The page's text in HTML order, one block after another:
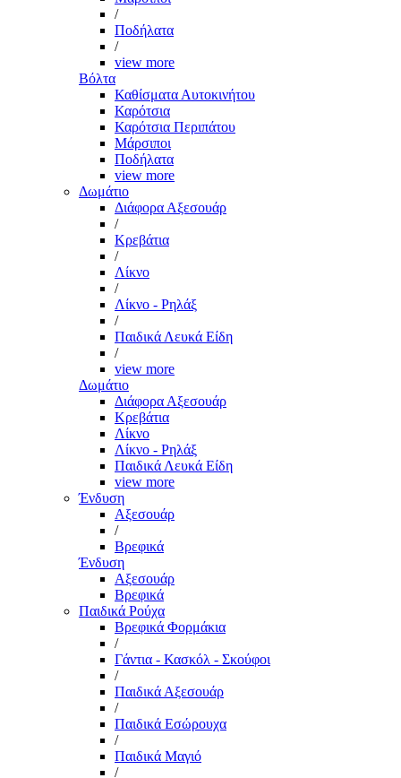
/
Ποδήλατα
/
view more
Βόλτα
Καθίσματα Αυτοκινήτου
Καρότσια
Καρότσια Περιπάτου
Μάρσιποι
Ποδήλατα
view more
Δωμάτιο
Διάφορα Αξεσουάρ
/
Κρεβάτια
/
Λίκνο
/
Λίκνο - Ρηλάξ
/
Παιδικά Λευκά Είδη
/
view more
Δωμάτιο
Διάφορα Αξεσουάρ
Κρεβάτια
Λίκνο
Λίκνο - Ρηλάξ
Παιδικά Λευκά Είδη
view more
Ένδυση
Αξεσουάρ
/
Βρεφικά
Ένδυση
Αξεσουάρ
Βρεφικά
Παιδικά Ρούχα
Βρεφικά Φορμάκια
/
Γάντια - Κασκόλ - Σκούφοι
/
Παιδικά Αξεσουάρ
/
Παιδικά Εσώρουχα
/
Παιδικά Μαγιό
/